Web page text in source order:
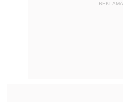
REKLAMA